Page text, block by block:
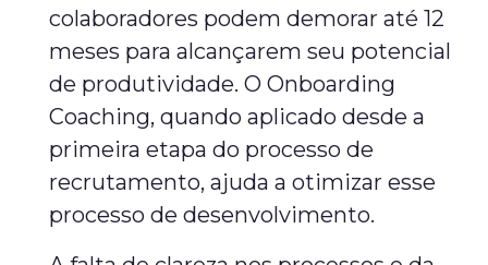
colaboradores podem demorar até 12
meses para alcançarem seu potencial
de produtividade. O Onboarding
Coaching, quando aplicado desde a
primeira etapa do processo de
recrutamento, ajuda a otimizar esse
processo de desenvolvimento.